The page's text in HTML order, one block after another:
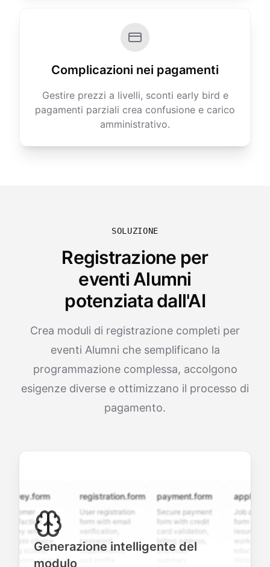
Complicazioni nei pagamenti
Gestire prezzi a livelli, sconti early bird e
pagamenti parziali crea confusione e carico
amministrativo.
SOLUZIONE
Registrazione per
eventi Alumni
potenziata dall'AI
Crea moduli di registrazione completi per
eventi Alumni che semplificano la
programmazione complessa, accolgono
esigenze diverse e ottimizzano il processo di
pagamento.
with
choice,
open-ended
registration.form
User registration
form with email
verification,
password
requirements,
and profile
payment.form
Secure payment
form with credit
card validation,
billing address,
and order
Job application
form with
resume upload,
Generazione intelligente del
modulo